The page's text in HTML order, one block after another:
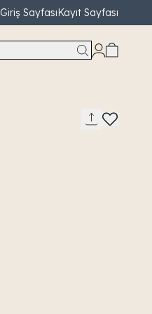
Giriş SayfasıKayıt Sayfası